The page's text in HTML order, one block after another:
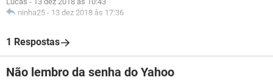
ninha25 - 13 dez 2018 às 17:36
1 Respostas
Não lembro da senha do Yahoo